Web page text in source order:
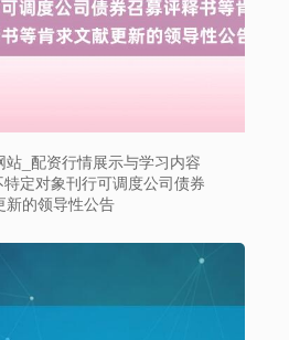
_配资行情展示与学习内容
定对象刊行可调度公司债券
新的领导性公告